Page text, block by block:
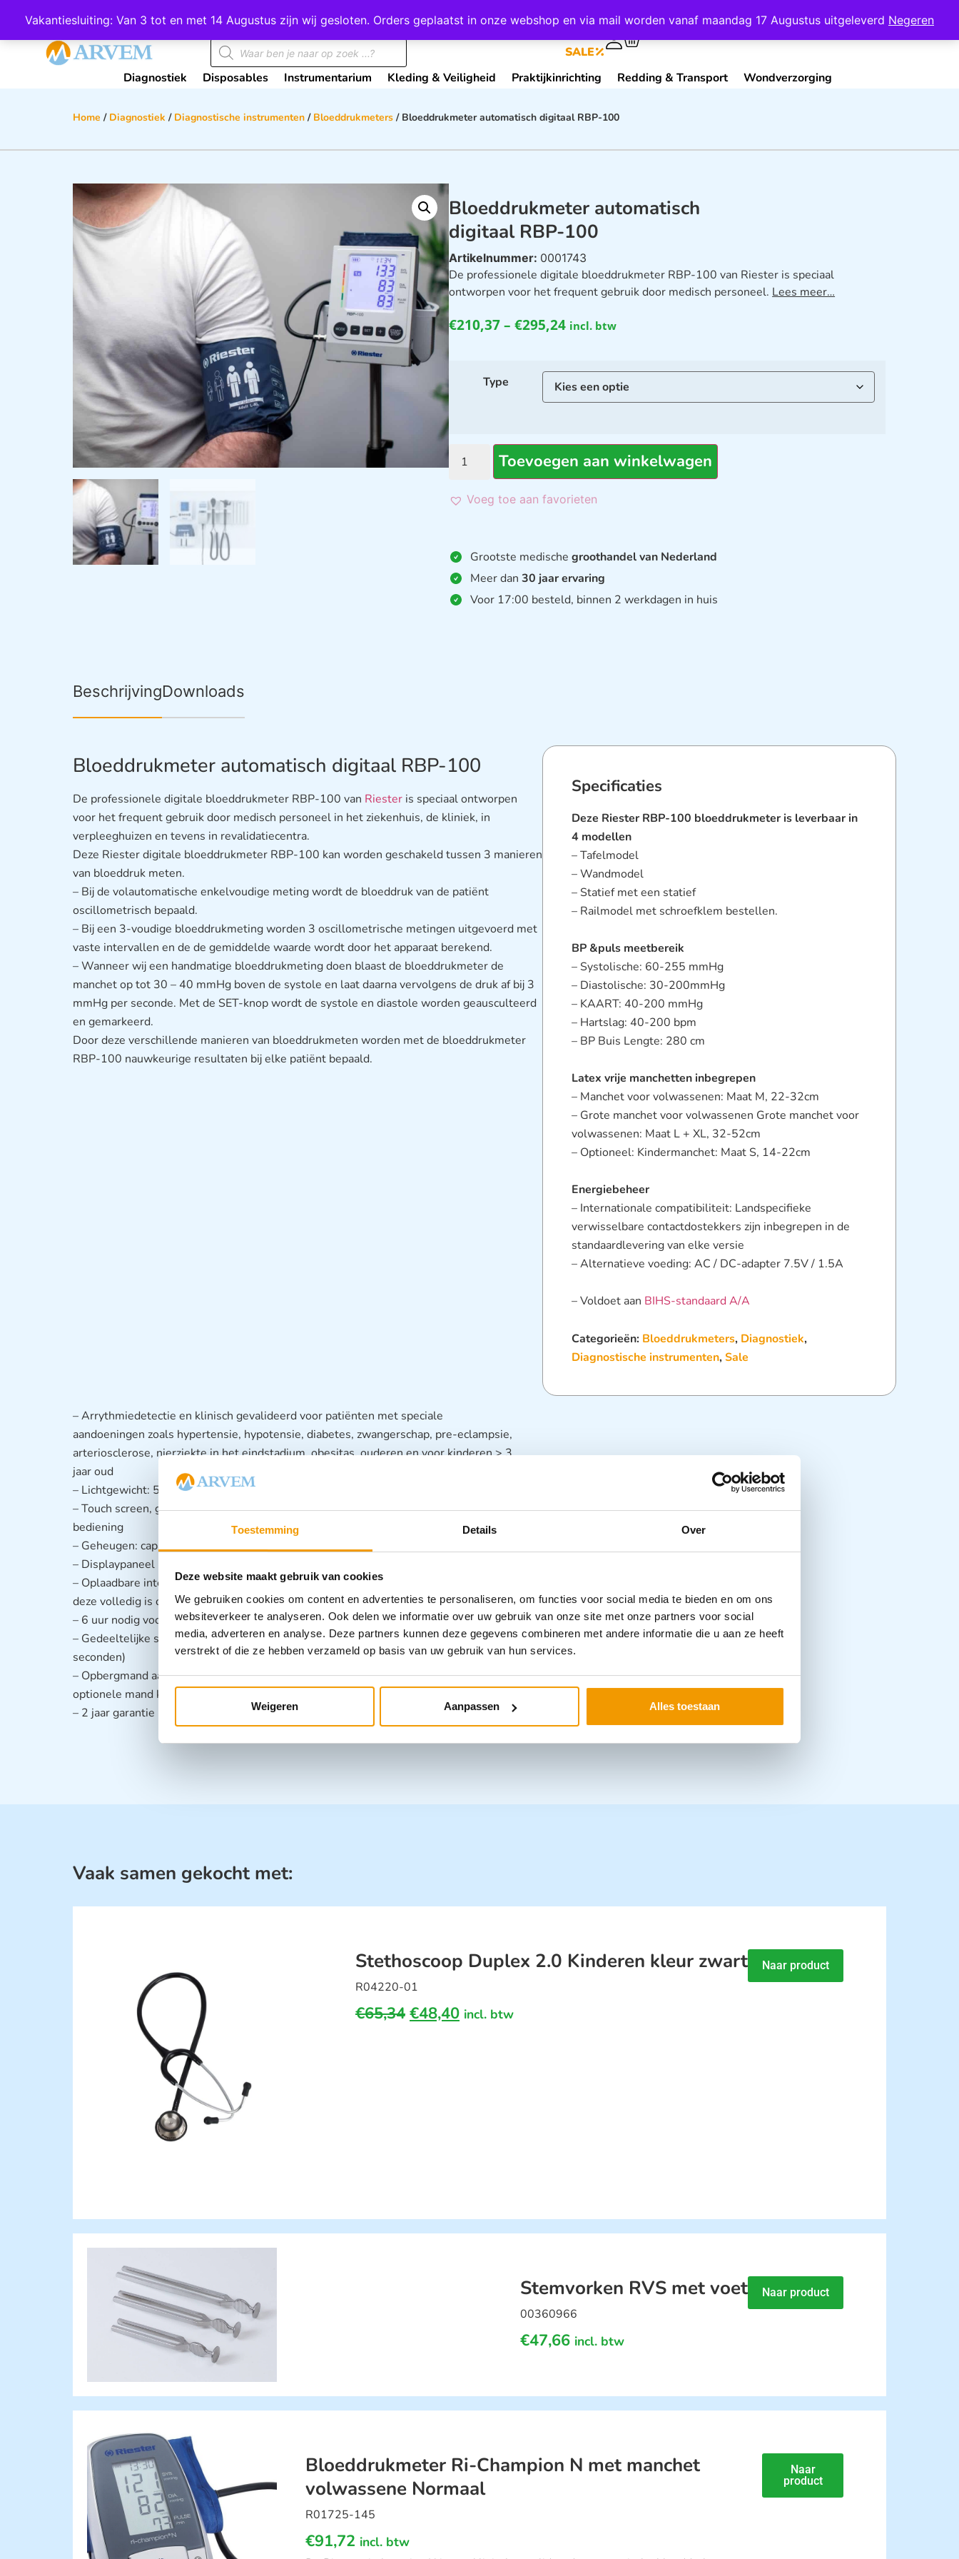
Toestemming Details Over
Deze website maakt gebruik van cookies
We gebruiken cookies om content en advertenties te personaliseren, om functies voor social media te bieden en om ons
websiteverkeer te analyseren. Ook delen we informatie over uw gebruik van onze site met onze partners voor social
media, adverteren en analyse. Deze partners kunnen deze gegevens combineren met andere informatie die u aan ze heeft
verstrekt of die ze hebben verzameld op basis van uw gebruik van hun services.
Weigeren Aanpassen Alles toestaan
Vakantiesluiting: Van 3 tot en met 14 Augustus zijn wij gesloten. Orders geplaatst in onze webshop en via mail worden vanaf maandag 17 Augustus uitgeleverd Negeren
Wij scoren een 4,8 op Google Mijn Account Contact
SALE
Diagnostiek Disposables Instrumentarium Kleding & Veiligheid Praktijkinrichting Redding & Transport Wondverzorging
Home / Diagnostiek / Diagnostische instrumenten / Bloeddrukmeters / Bloeddrukmeter automatisch digitaal RBP-100
Bloeddrukmeter automatisch
digitaal RBP-100
Artikelnummer: 0001743
De professionele digitale bloeddrukmeter RBP-100 van Riester is speciaal
ontworpen voor het frequent gebruik door medisch personeel. Lees meer…
€210,37– €295,24 incl. btw
Type
Toevoegen aan winkelwagen
Voeg toe aan favorieten
Grootste medischegroothandel van Nederland
Meer dan30 jaar ervaring
Voor 17:00 besteld, binnen 2 werkdagen in huis
BeschrijvingDownloads
Bloeddrukmeter automatisch digitaal RBP-100
De professionele digitale bloeddrukmeter RBP-100 van Riester is speciaal ontworpen
voor het frequent gebruik door medisch personeel in het ziekenhuis, de kliniek, in
verpleeghuizen en tevens in revalidatiecentra.
Deze Riester digitale bloeddrukmeter RBP-100 kan worden geschakeld tussen 3 manieren
van bloeddruk meten.
– Bij de volautomatische enkelvoudige meting wordt de bloeddruk van de patiënt
oscillometrisch bepaald.
– Bij een 3-voudige bloeddrukmeting worden 3 oscillometrische metingen uitgevoerd met
vaste intervallen en de de gemiddelde waarde wordt door het apparaat berekend.
– Wanneer wij een handmatige bloeddrukmeting doen blaast de bloeddrukmeter de
manchet op tot 30 – 40 mmHg boven de systole en laat daarna vervolgens de druk af bij 3
mmHg per seconde. Met de SET-knop wordt de systole en diastole worden geausculteerd
en gemarkeerd.
Door deze verschillende manieren van bloeddrukmeten worden met de bloeddrukmeter
RBP-100 nauwkeurige resultaten bij elke patiënt bepaald.
Specificaties
Deze Riester RBP-100 bloeddrukmeter is leverbaar in
4 modellen
– Tafelmodel
– Wandmodel
– Statief met een statief
– Railmodel met schroefklem bestellen.
BP &puls meetbereik
– Systolische: 60-255 mmHg
– Diastolische: 30-200mmHg
– KAART: 40-200 mmHg
– Hartslag: 40-200 bpm
– BP Buis Lengte: 280 cm
Latex vrije manchetten inbegrepen
– Manchet voor volwassenen: Maat M, 22-32cm
– Grote manchet voor volwassenen Grote manchet voor
volwassenen: Maat L + XL, 32-52cm
– Optioneel: Kindermanchet: Maat S, 14-22cm
Energiebeheer
– Internationale compatibiliteit: Landspecifieke
verwisselbare contactdostekkers zijn inbegrepen in de
standaardlevering van elke versie
– Alternatieve voeding: AC / DC-adapter 7.5V / 1.5A
– Voldoet aan BIHS-standaard A/A
Categorieën: Bloeddrukmeters, Diagnostiek,
Diagnostische instrumenten,Sale
– Arrythmiedetectie en klinisch gevalideerd voor patiënten met speciale
aandoeningen zoals hypertensie, hypotensie, diabetes, zwangerschap, pre-eclampsie,
arteriosclerose, nierziekte in het eindstadium, obesitas, ouderen en voor kinderen > 3
jaar oud
– Lichtgewicht: 510g en praktische bloeddrukmeter voor klinisch gebruik
– Touch screen, gemakkelijk te lezen 4 “LCD-scherm, voor eenvoudige one touch
bediening
– Geheugen: capaciteit voor 210 metingen
– Displaypaneel met WHO Bloeddrukwaarde classificatie (kleurgecodeerd)
– Oplaadbare interne batterij (4x NIMH AA) maakt 1000 metingen mogelijk wanneer
deze volledig is opgeladen
– 6 uur nodig voor een volledige lading
– Gedeeltelijke stand-bymodus (uitschakelen van achtergrondverlichting na 10
seconden)
– Opbergmand aan de achterzijde voor bureau, mobiel en voor wandmontage. Extra
optionele mand kan worden bevestigd aan de paal van de mobiele standaard
– 2 jaar garantie
Vaak samen gekocht met:
Naar product
Stethoscoop Duplex 2.0 Kinderen kleur zwart
R04220-01
€65,34 €48,40 incl. btw
Naar product
Stemvorken RVS met voet
00360966
€47,66 incl. btw
Naar
product
Bloeddrukmeter Ri-Champion N met manchet
volwassene Normaal
R01725-145
€91,72 incl. btw